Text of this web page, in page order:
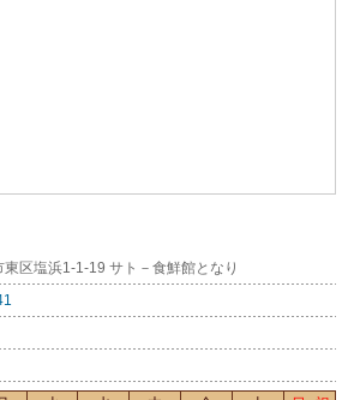
区塩浜1-1-19 サト－食鮮館となり